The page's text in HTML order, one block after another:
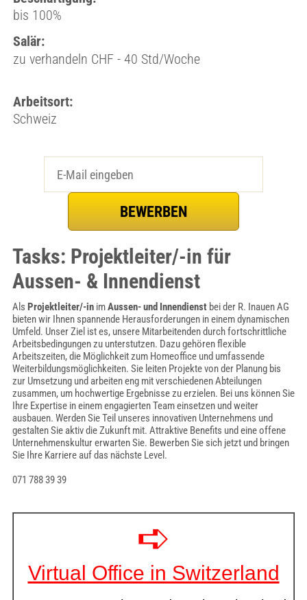
bis 100%
Salär:
zu verhandeln CHF - 40 Std/Woche
Arbeitsort:
Schweiz
Tasks: Projektleiter/-in für
Aussen- & Innendienst
Als Projektleiter/-inimAussen- und Innendienstbei der R. Inauen AG
bieten wir Ihnen spannende Herausforderungen in einem dynamischen
Umfeld. Unser Ziel ist es, unsere Mitarbeitenden durch fortschrittliche
Arbeitsbedingungen zu unterstutzen. Dazu gehören flexible
Arbeitszeiten, die Möglichkeit zum Homeoffice und umfassende
Weiterbildungsmöglichkeiten. Sie leiten Projekte von der Planung bis
zur Umsetzung und arbeiten eng mit verschiedenen Abteilungen
zusammen, um hochwertige Ergebnisse zu erzielen. Bei uns können Sie
Ihre Expertise in einem engagierten Team einsetzen und weiter
ausbauen. Werden Sie Teil unseres innovativen Unternehmens und
gestalten Sie aktiv die Zukunft mit. Attraktive Benefits und eine offene
Unternehmenskultur erwarten Sie. Bewerben Sie sich jetzt und bringen
Sie Ihre Karriere auf das nächste Level.
071 788 39 39